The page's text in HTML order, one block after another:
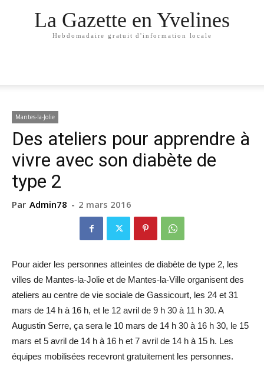
La Gazette en Yvelines
Hebdomadaire gratuit d'information locale
Mantes-la-Jolie
Des ateliers pour apprendre à
vivre avec son diabète de
type 2
Par Admin78 - 2 mars 2016
Pour aider les personnes atteintes de diabète de type 2, les
villes de Mantes-la-Jolie et de Mantes-la-Ville organisent des
ateliers au centre de vie sociale de Gassicourt, les 24 et 31
mars de 14 h à 16 h, et le 12 avril de 9 h 30 à 11 h 30. A
Augustin Serre, ça sera le 10 mars de 14 h 30 à 16 h 30, le 15
mars et 5 avril de 14 h à 16 h et 7 avril de 14 h à 15 h. Les
équipes mobilisées recevront gratuitement les personnes.